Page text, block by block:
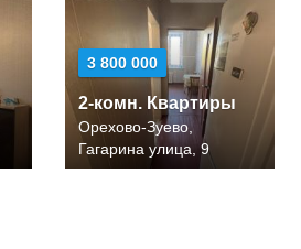
3 800 000
2-комн. Квартиры
Орехово-Зуево,
Гагарина улица, 9